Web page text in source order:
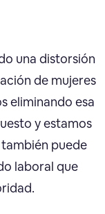
una distorsión
de mujeres
eliminando esa
y estamos
puede
laboral que